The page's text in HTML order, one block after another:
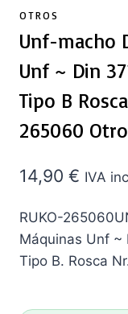
OTROS
Unf-macho
Unf ~ Din
Tipo B
265060 Otro
14,90 € IVA
RUKO-
Máquinas Unf ~
Tipo B. Rosca